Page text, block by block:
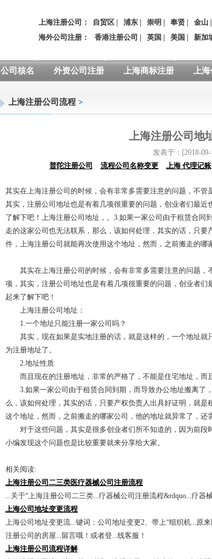
上海注册公司： 自贸区 浦东 崇明 奉贤 金山
海外公司注册：
香港注册公司 英国 美国 新加
公司核名 外资公司注册 上海商标注册 上海
上海注册公司流程 >
上海注册公司地
发表于：[2018-09-
普陀注册公司
流程公司名称变更 上海 代理记账
其实在上海注册公司的时候，会有非常多需要注意的问题，不
其实，注册公司地址也是有着几项很重要的问题，创业者们最
了解下吧！上海注册公司地址，。3.如果一家公司由于租赁合
走的这家公司也无法联系，那么，该如何处理，其实的话，只
件，上海注册公司就能再次使用这个地址，然而，之前搬走的哪
其实在上海注册公司的时候，会有非常多需要注意的问题，
项，其实，注册公司地址也是有着几项很重要的问题，创业者
起来了解下吧！
上海注册公司地址：
1.一个地址只能注册一家公司吗？
其实，现在如果是实地注册的话，就是这样的，一个地址就
为注册地址了。
2.地址性质
而且现在的注册地址，非常的严格了，不能是住宅地址，而
3.如果一家公司由于租赁合同到期，而导致办公地址搬离了
么，该如何处理，其实的话，只要产权负责人出具好证明，就
这个地址，然而，之前搬走的哪家公司，他的地址就异常了，还
对于这些问题，其实是很多创业者们所不知道的，因为前段
小编发现这个问题也是比较重要就来分享给大家。
相关阅读:
上海注册公司二三类医疗器械公司注册流程
...关于“上海注册公司二三类...疗器械公司注册流程&rdquo...疗器
上海公司地址变更流程
上海公司地址变更流...键词：公司地址变更2、带上“组织机...原
注册公司的房屋...留言哦！或者登...线客服！
上海注册公司流程详解